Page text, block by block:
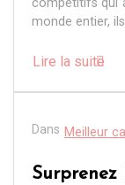
compétitifs qui
monde entier, ils
Lire la suite
Dans Meilleur